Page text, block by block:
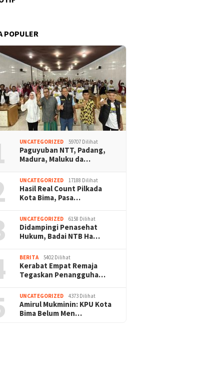
POPULER
UNCATEGORIZED 59707 Dilihat
Paguyuban NTT, Padang,
Madura, Maluku da…
UNCATEGORIZED 17188 Dilihat
Hasil Real Count Pilkada
Kota Bima, Pasa…
UNCATEGORIZED 6158 Dilihat
Didampingi Penasehat
Hukum, Badai NTB Ha…
BERITA 5402 Dilihat
Kerabat Empat Remaja
Tegaskan Penangguha…
UNCATEGORIZED 4373 Dilihat
Amirul Mukminin: KPU Kota
Bima Belum Men…